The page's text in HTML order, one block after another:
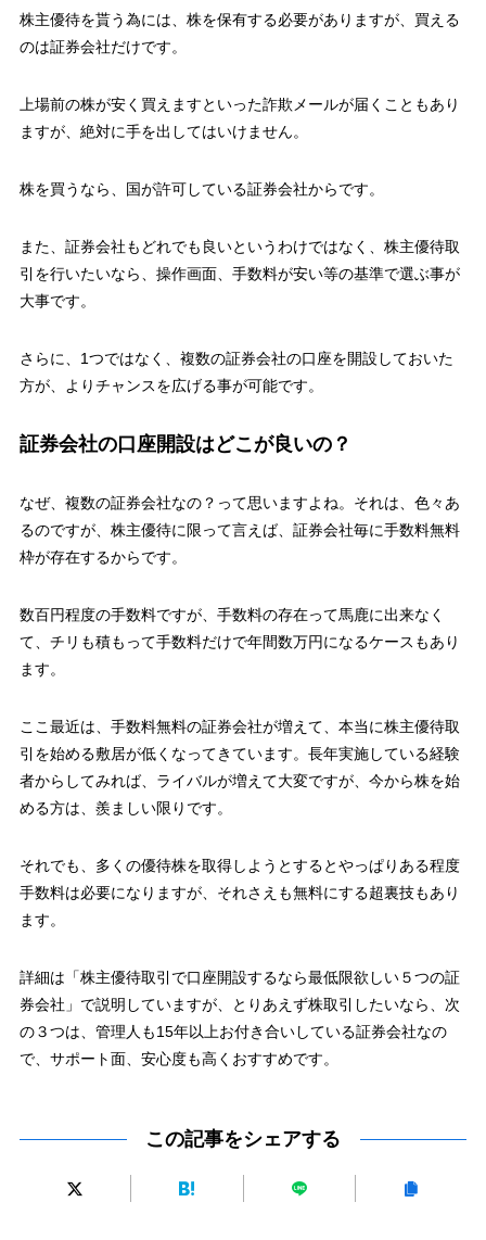
株主優待を貰う為には、株を保有する必要がありますが、買える
のは証券会社だけです。
上場前の株が安く買えますといった詐欺メールが届くこともあり
ますが、絶対に手を出してはいけません。
株を買うなら、国が許可している証券会社からです。
また、証券会社もどれでも良いというわけではなく、 株主優待取
引を行いたいなら、操作画面、手数料が安い等の基準で選ぶ事が
大事です。
さらに、1つではなく、複数の証券会社の口座を開設しておいた
方が、よりチャンスを広げる事が可能です。
証券会社の口座開設はどこが良いの？
なぜ、複数の証券会社なの？って思いますよね。それは、色々あ
るのですが、 株主優待に限って言えば、証券会社毎に手数料無料
枠が存在するからです。
数百円程度の手数料ですが、手数料の存在って馬鹿に出来なく
て、チリも積もって手数料だけで年間数万円になるケースもあり
ます。
ここ最近は、手数料無料の証券会社が増えて、本当に株主優待取
引を始める敷居が低くなってきています。長年実施している経験
者からしてみれば、ライバルが増えて大変ですが、今から株を始
める方は、羨ましい限りです。
それでも、多くの優待株を取得しようとするとやっぱりある程度
手数料は必要になりますが、それさえも無料にする超裏技もあり
ます。
詳細は「株主優待取引で口座開設するなら最低限欲しい５つの証
券会社」で説明していますが、とりあえず株取引したいなら、次
の３つは、管理人も15年以上お付き合いしている証券会社なの
で、サポート面、安心度も高くおすすめです。
この記事をシェアする